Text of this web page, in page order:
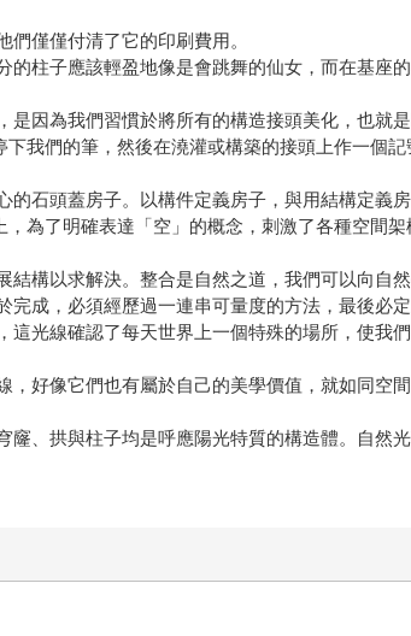
僅僅付清了它的印刷費用。
柱子應該輕盈地像是會跳舞的仙女，而在基座
因為我們習慣於將所有的構造接頭美化，也就
我們的筆，然後在澆灌或構築的接頭上作一個
石頭蓋房子。以構件定義房子，與用結構定義
為了明確表達「空」的概念，刺激了各種空間
構以求解決。整合是自然之道，我們可以向自然
成，必須經歷過一連串可量度的方法，最後必定
光線確認了每天世界上一個特殊的場所，使我
好像它們也有屬於自己的美學價值，就如同空
、拱與柱子均是呼應陽光特質的構造體。自然